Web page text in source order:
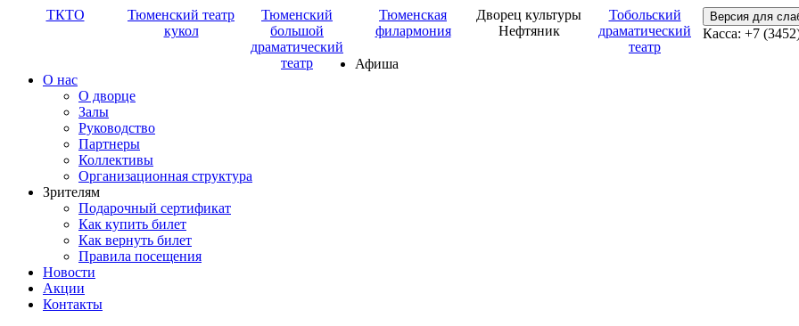
ТКТО
Тюменский театр
кукол
Тюменский
большой
драматический
театр
Тюменская
филармония
Дворец культуры
Нефтяник
Тобольский
драматический
театр
Версия для
Касса: +7
Афиша
О нас
О дворце
Залы
Руководство
Партнеры
Коллективы
Организационная структура
Зрителям
Подарочный сертификат
Как купить билет
Как вернуть билет
Правила посещения
Новости
Акции
Контакты